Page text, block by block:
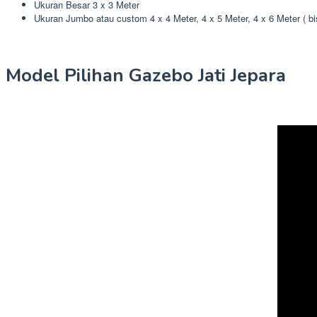
Ukuran Besar 3 x 3 Meter
Ukuran Jumbo atau custom 4 x 4 Meter, 4 x 5 Meter, 4 x 6 Meter (
Model Pilihan Gazebo Jati Jepara